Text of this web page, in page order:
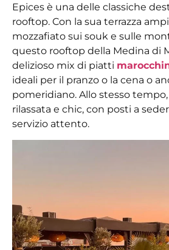
Epices è una delle classiche
rooftop. Con la sua terrazza
mozzafiato sui souk e sulle
questo rooftop della Medina di
delizioso mix di piatti
ideali per il pranzo o la cena o
pomeridiano. Allo stesso tempo,
rilassata e chic, con posti a
servizio attento.